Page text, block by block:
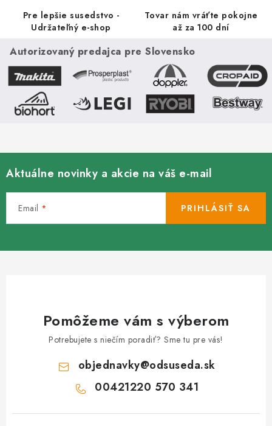
k
y
ý
u
Pre lepšie susedstvo -
Udržateľný e-shop
Tovar nám vráťte pokojne
až za 100 dní
Autorizovaný predajca pre Slovensko
Aktuálne novinky a akcie na váš e-mail
Email PRIHLÁSIŤ SA
Pomôžeme vám s výberom
Potrebujete s niečím poradiť? Sme tu pre vás!
objednavky@odsuseda.sk
00421220 570 341